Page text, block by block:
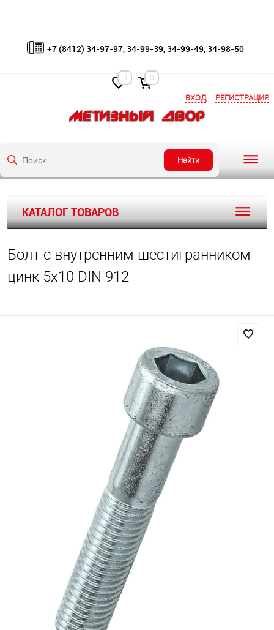
ВХОД РЕГИСТРАЦИЯ
Найти
+7 (8412) 34-97-97, 34-99-39, 34-99-49, 34-98-50
0 0
КАТАЛОГ ТОВАРОВ
Болт с внутренним шестигранником
цинк 5х10 DIN 912